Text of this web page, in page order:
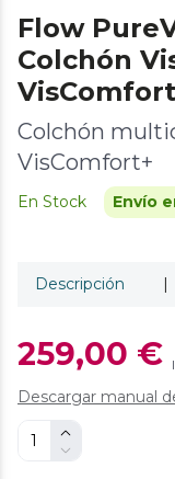
Flow
Colchón
Colchón
VisComfort+
En Stock Envío
Descripción |
259,00 €
Descargar manual